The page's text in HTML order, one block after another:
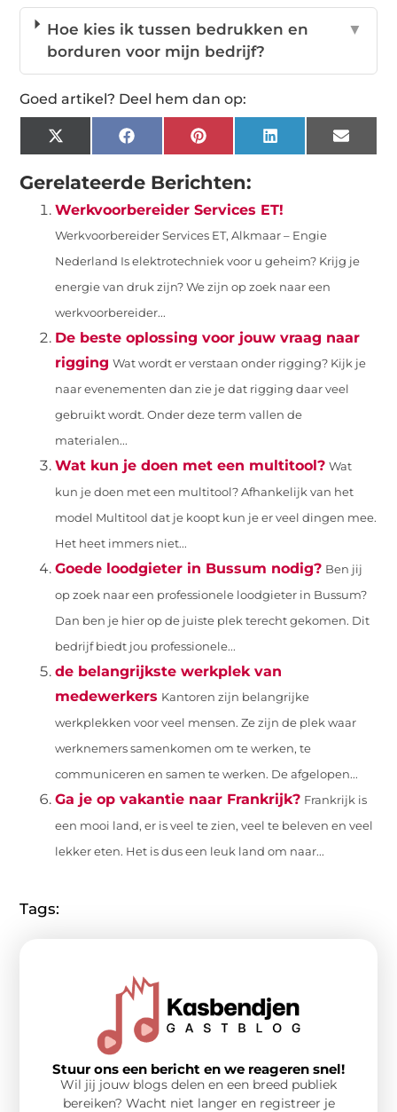
Hoe kies ik tussen bedrukken en
borduren voor mijn bedrijf?
▼
Goed artikel? Deel hem dan op:
X
(Twitter)
FacebookPinterestLinkedInEmail
Gerelateerde Berichten:
Werkvoorbereider Services ET!
Werkvoorbereider Services ET, Alkmaar – Engie
Nederland Is elektrotechniek voor u geheim? Krijg je
energie van druk zijn? We zijn op zoek naar een
werkvoorbereider...
De beste oplossing voor jouw vraag naar
rigging Wat wordt er verstaan onder rigging? Kijk je
naar evenementen dan zie je dat rigging daar veel
gebruikt wordt. Onder deze term vallen de
materialen...
Wat kun je doen met een multitool? Wat
kun je doen met een multitool? Afhankelijk van het
model Multitool dat je koopt kun je er veel dingen mee.
Het heet immers niet...
Goede loodgieter in Bussum nodig? Ben jij
op zoek naar een professionele loodgieter in Bussum?
Dan ben je hier op de juiste plek terecht gekomen. Dit
bedrijf biedt jou professionele...
de belangrijkste werkplek van
medewerkers Kantoren zijn belangrijke
werkplekken voor veel mensen. Ze zijn de plek waar
werknemers samenkomen om te werken, te
communiceren en samen te werken. De afgelopen...
Ga je op vakantie naar Frankrijk? Frankrijk is
een mooi land, er is veel te zien, veel te beleven en veel
lekker eten. Het is dus een leuk land om naar...
Tags:
Stuur ons een bericht en we reageren snel!
Wil jij jouw blogs delen en een breed publiek
bereiken? Wacht niet langer en registreer je